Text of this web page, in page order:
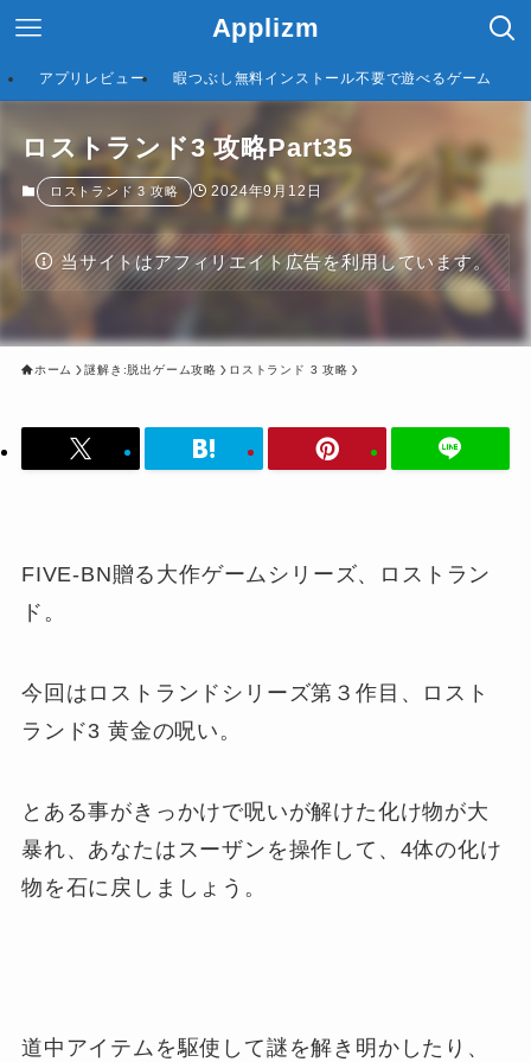
Applizm
アプリレビュー 暇つぶし無料インストール不要で遊べるゲーム
ロストランド3 攻略Part35
ロストランド 3 攻略 2024年9月12日
当サイトはアフィリエイト広告を利用しています。
ホーム 謎解き:脱出ゲーム攻略 ロストランド 3 攻略
FIVE-BN贈る大作ゲームシリーズ、ロストラン
ド。
今回はロストランドシリーズ第３作目、ロスト
ランド3 黄金の呪い。
とある事がきっかけで呪いが解けた化け物が大
暴れ、あなたはスーザンを操作して、4体の化け
物を石に戻しましょう。
道中アイテムを駆使して謎を解き明かしたり、